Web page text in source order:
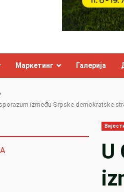
Маркетинг Галерија
između Srpske demokratske
U